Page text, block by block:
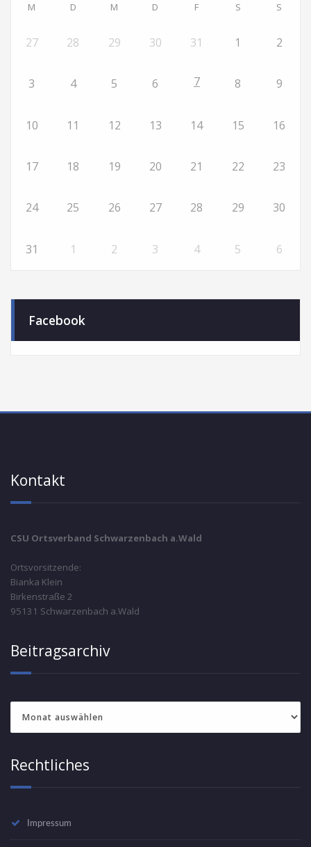
M D M D F S S
27 28 29 30 31 1 2
3 4 5 6 7 8 9
10 11 12 13 14 15 16
17 18 19 20 21 22 23
24 25 26 27 28 29 30
31 1 2 3 4 5 6
Facebook
Kontakt
CSU Ortsverband Schwarzenbach a.Wald
Ortsvorsitzende:
Bianka Klein
Birkenstraße 2
95131 Schwarzenbach a.Wald
Beitragsarchiv
Rechtliches
Impressum